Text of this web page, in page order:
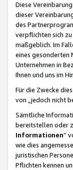
Diese
dieser
des
verpflichten sich
maßgeblich. Im
eines gesonderten
Unternehmen in
Ihnen und uns im
Für die Zwecke
von „jedoch nicht
Sämtliche
bereitstellen oder
Informationen“
wie dies
juristischen
Pflichten kennen